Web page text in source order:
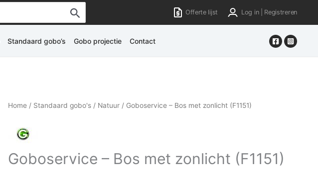
Offerte lijst Log in | Registreren
Standaard gobo’s Gobo projectie Contact
Home / Standaard gobo's / Natuur / Goboservice – Bos met zonlicht (F1151)
Goboservice – Bos met zonlicht (F1151)